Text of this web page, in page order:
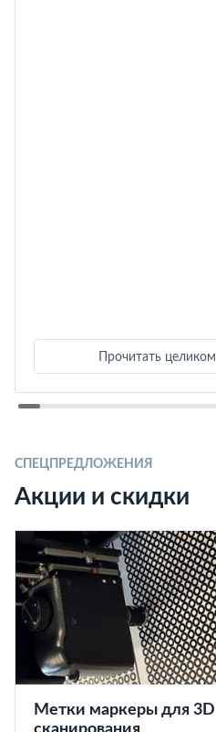
Прочитать целиком
СПЕЦПРЕДЛОЖЕНИЯ
Акции и скидки
Метки маркеры для 3D